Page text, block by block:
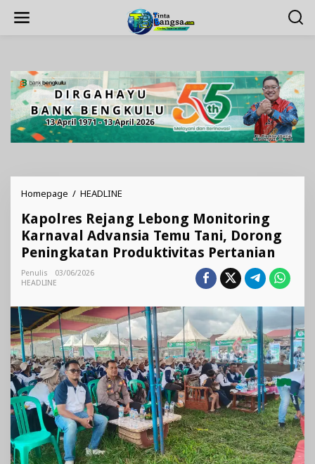
Homepage / HEADLINE
Lebong
Monitoring
Karnaval
Advansia
Peningkatan
Produktivitas
Pertanian
Kapolres Rejang Lebong Monitoring
Karnaval Advansia Temu Tani, Dorong
Peningkatan Produktivitas Pertanian
Penulis
03/06/2026
HEADLINE